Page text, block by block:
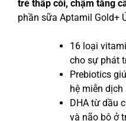
trẻ thấp còi, chậm tăng
phần sữa Aptamil Gold+
16 loại
cho sự phát
Prebiotics
hệ miễn dịch
DHA từ dầu
và não bộ ở